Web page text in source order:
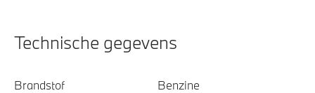
Technische gegevens
Brandstof Benzine